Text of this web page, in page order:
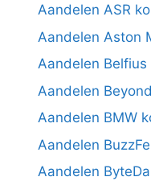
Aandelen ASR
Aandelen Aston
Aandelen Belfius
Aandelen
Aandelen BMW
Aandelen
Aandelen